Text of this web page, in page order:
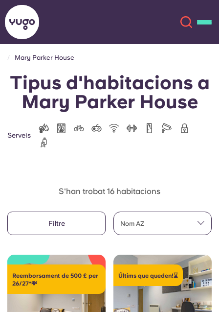
Sobre
Ubicacions
Més
English (GB)
Chinese
Español
Selecciona un país
Selecciona una residència
Inicia la sessió
Reserva ara
English (GB)
English (US)
Chinese Español
Mary Parker House
Tipus d'habitacions a
Mary Parker House
Serveis
S'han trobat 16 habitacions
Filtre Nom AZ
Reemborsament de 500 £ per
26/27*💸
Últims que queden!⌛